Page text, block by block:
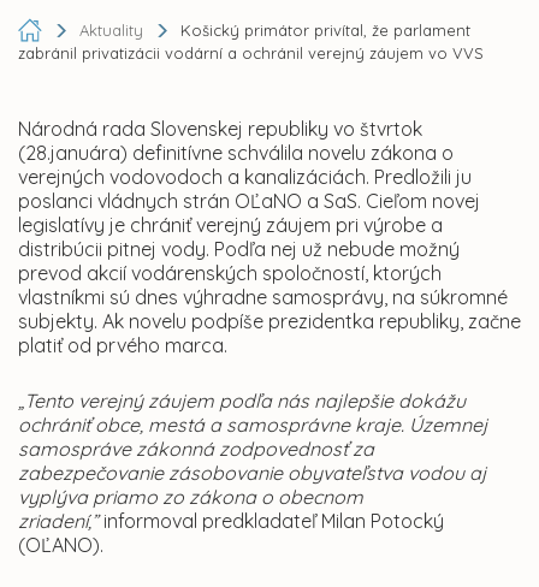
Aktuality
Košický primátor privítal, že parlament
zabránil privatizácii vodární a ochránil verejný záujem vo VVS
Národná rada Slovenskej republiky vo štvrtok
(28.januára) definitívne schválila novelu zákona o
verejných vodovodoch a kanalizáciách. Predložili ju
poslanci vládnych strán OĽaNO a SaS. Cieľom novej
legislatívy je chrániť verejný záujem pri výrobe a
distribúcii pitnej vody. Podľa nej už nebude možný
prevod akcií vodárenských spoločností, ktorých
vlastníkmi sú dnes výhradne samosprávy, na súkromné
subjekty. Ak novelu podpíše prezidentka republiky, začne
platiť od prvého marca.
„Tento verejný záujem podľa nás najlepšie dokážu
ochrániť obce, mestá a samosprávne kraje. Územnej
samospráve zákonná zodpovednosť za
zabezpečovanie zásobovanie obyvateľstva vodou aj
vyplýva priamo zo zákona o obecnom
zriadení,”informoval predkladateľ Milan Potocký
(OĽANO).